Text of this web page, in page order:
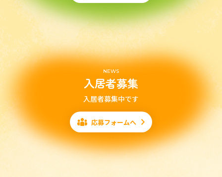
NEWS
入居者募集
入居者募集中です
応募フォームへ